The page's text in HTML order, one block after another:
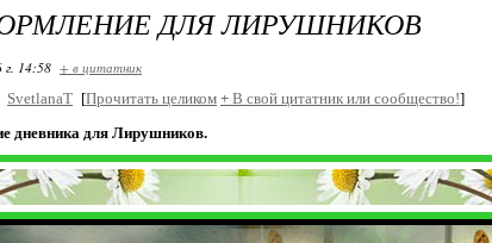
ДЛЯ ЛИРУШНИКОВ
г. 14:58 + в цитатник
SvetlanaT [Прочитать целиком + В свой цитатник или сообщество!]
дневника для Лирушников.